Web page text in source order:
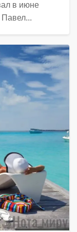
в июне
Павел...